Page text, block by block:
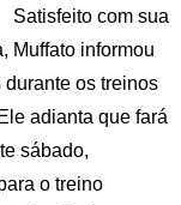
Satisfeito com sua
Muffato informou
os treinos
adianta que fará
sábado,
o treino